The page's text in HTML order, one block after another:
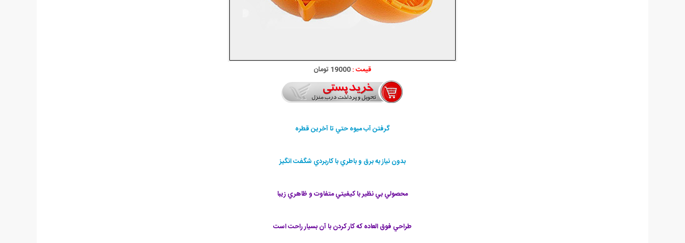
قیمت :19000 تومان
گرفتن آب ميوه حتي تا آخرين قطره
بدون نياز به برق و باطري با كاربردي شگفت انگيز
محصولي بي نظير با كيفيتي متفاوت و ظاهري زيبا
طراحي فوق العاده كه كار كردن با آن بسيار راحت است